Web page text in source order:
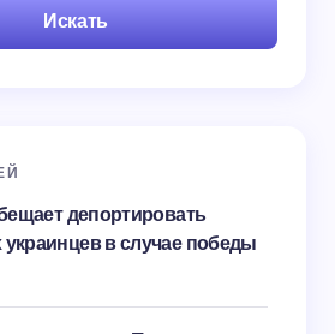
Искать
депортировать
в случае победы